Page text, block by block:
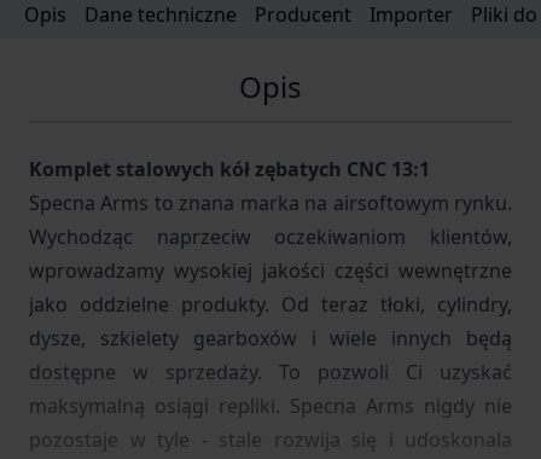
Opis Dane techniczne Producent Importer Pliki
Opis
Komplet stalowych kół zębatych CNC 13:1
Specna Arms to znana marka na airsoftowym rynku.
Wychodząc naprzeciw oczekiwaniom klientów,
wprowadzamy wysokiej jakości części wewnętrzne
jako oddzielne produkty. Od teraz tłoki, cylindry,
dysze, szkielety gearboxów i wiele innych będą
dostępne w sprzedaży. To pozwoli Ci uzyskać
maksymalną osiągi repliki. Specna Arms nigdy nie
pozostaje w tyle - stale rozwija się i udoskonala